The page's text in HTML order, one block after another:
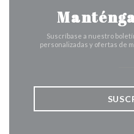
Suscríbase a nuestro
personalizadas y ofertas de